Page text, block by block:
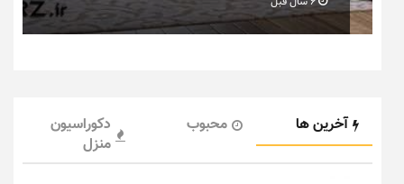
آخرین ها محبوب
دکوراسیون
منزل